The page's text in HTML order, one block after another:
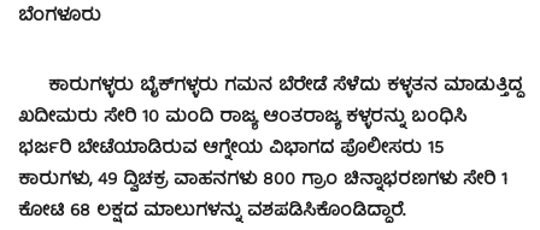
ಬೆಂಗಳೂರು
ಕಾರುಗಳ್ಳರು ಬೈಕ್‍ಗಳ್ಳರು ಗಮನ ಬೆರೇಡೆ ಸೆಳೆದು ಕಳ್ಳತನ ಮಾಡುತ್ತಿದ್ದ
ಖದೀಮರು ಸೇರಿ 10 ಮಂದಿ ರಾಜ್ಯ ಆಂತರಾಜ್ಯ ಕಳ್ಳರನ್ನು ಬಂಧಿಸಿ
ಭರ್ಜರಿ ಬೇಟೆಯಾಡಿರುವ ಆಗ್ನೇಯ ವಿಭಾಗದ ಪೊಲೀಸರು 15
ಕಾರುಗಳು, 49 ದ್ವಿಚಕ್ರ ವಾಹನಗಳು 800 ಗ್ರಾಂ ಚಿನ್ನಾಭರಣಗಳು ಸೇರಿ 1
ಕೋಟಿ 68 ಲಕ್ಷದ ಮಾಲುಗಳನ್ನು ವಶಪಡಿಸಿಕೊಂಡಿದ್ದಾರೆ.